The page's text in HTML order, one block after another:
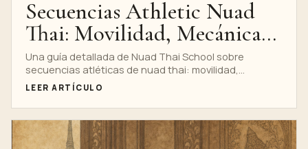
Secuencias Athletic Nuad
Thai: Movilidad, Mecánica
Corporal y Control
Una guía detallada de Nuad Thai School sobre
secuencias atléticas de nuad thai: movilidad,
mecánica corporal y control, con observación de
de entrenamiento profesional, una infografía
completa y un camino claro hacia el curso privado de
masaje de guerrero tailandés.
LEER ARTÍCULO